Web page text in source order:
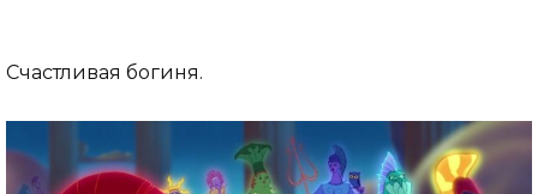
Счастливая богиня.